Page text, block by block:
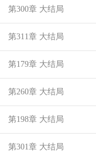
第300章 大结局
第311章 大结局
第179章 大结局
第260章 大结局
第198章 大结局
第301章 大结局